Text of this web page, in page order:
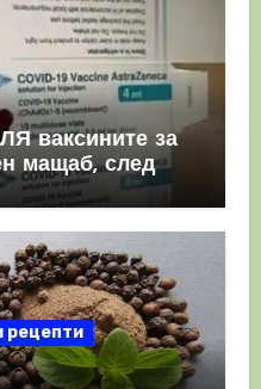
ваксините за
мащаб, след
рецепти